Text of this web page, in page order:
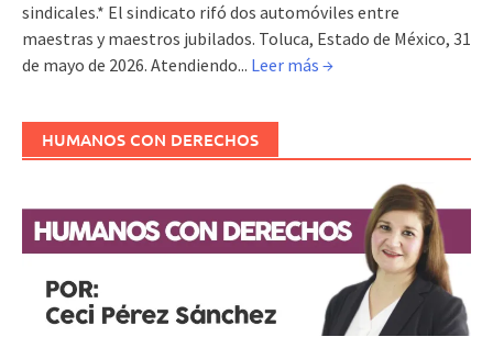
sindicales.* El sindicato rifó dos automóviles entre
maestras y maestros jubilados. Toluca, Estado de México, 31
de mayo de 2026. Atendiendo... Leer más →
HUMANOS CON DERECHOS